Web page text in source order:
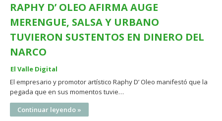
RAPHY D’ OLEO AFIRMA AUGE
MERENGUE, SALSA Y URBANO
TUVIERON SUSTENTOS EN DINERO DEL
NARCO
El Valle Digital
El empresario y promotor artístico Raphy D’ Oleo manifestó que la
pegada que en sus momentos tuvie…
Continuar leyendo »